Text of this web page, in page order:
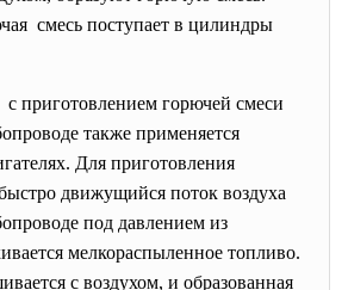
смесь поступает в цилиндры
приготовлением горючей смеси
также применяется
Для приготовления
движущийся поток воздуха
под давлением из
мелкораспыленное топливо.
с воздухом, и образованная